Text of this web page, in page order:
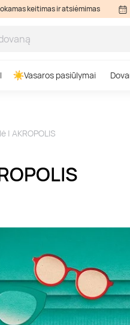
keitimas ir atsiėmimas
Vasaros pasiūlymai
| AKROPOLIS